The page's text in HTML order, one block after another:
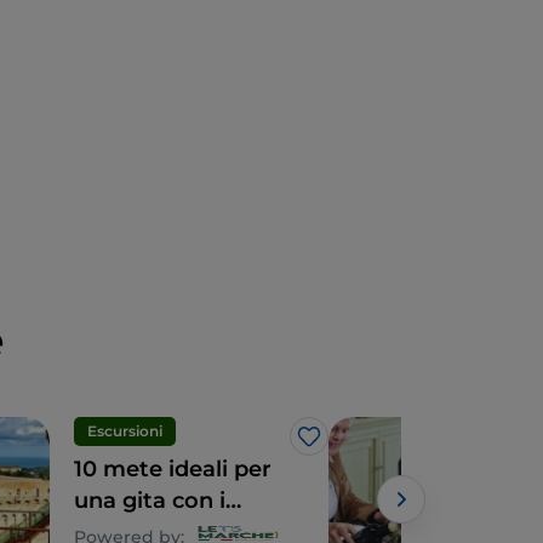
Escursioni
Like
10 mete ideali per
una gita con i
bambini
Powered by: